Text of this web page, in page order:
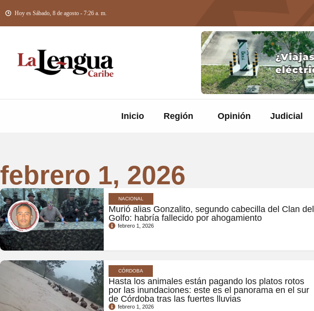
Hoy es Sábado, 8 de agosto - 7:26 a. m.
Inicio Región Opinión Judicial
febrero 1, 2026
NACIONAL
Murió alias Gonzalito, segundo cabecilla del Clan del
Golfo: habría fallecido por ahogamiento
febrero 1, 2026
CÓRDOBA
Hasta los animales están pagando los platos rotos
por las inundaciones: este es el panorama en el sur
de Córdoba tras las fuertes lluvias
febrero 1, 2026